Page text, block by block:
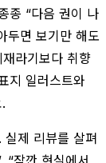
종 “다음 권이 나
두면 보기만 해도
라기보다 취향
지 일러스트와
실제 리뷰를 살펴